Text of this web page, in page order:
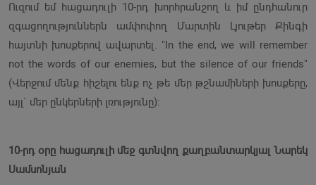
Ուզում եմ հացադուլի 10-րդ խորհրանշող և իմ ընդհանուր
զգացողություններն ամփոփող Մարտին Լյութեր Քինգի
հայտնի խոսքերով ավարտել. "In the end, we will remember
not the words of our enemies, but the silence of our friends"
(Վերջում մենք հիշելու ենք ոչ թե մեր թշնամիների խոսքերը,
այլ` մեր ընկերների լռությունը)։
10-րդ օրը հացադուլի մեջ գտնվող քաղբանտարկյալ Նարեկ
Սամսոնյան